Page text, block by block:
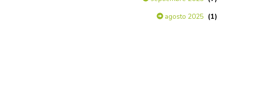
agosto 2025 (1)